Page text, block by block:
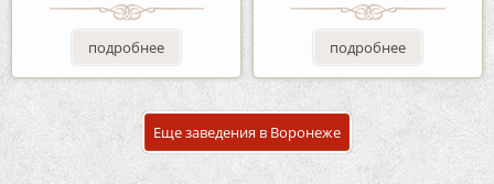
подробнее подробнее
Еще заведения в Воронеже